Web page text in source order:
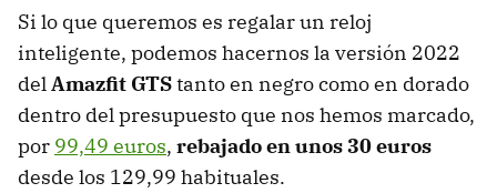
Si lo que queremos es regalar un reloj
inteligente, podemos hacernos la versión 2022
delAmazfit GTStanto en negro como en dorado
dentro del presupuesto que nos hemos marcado,
por 99,49 euros, rebajado en unos 30 euros
desde los 129,99 habituales.